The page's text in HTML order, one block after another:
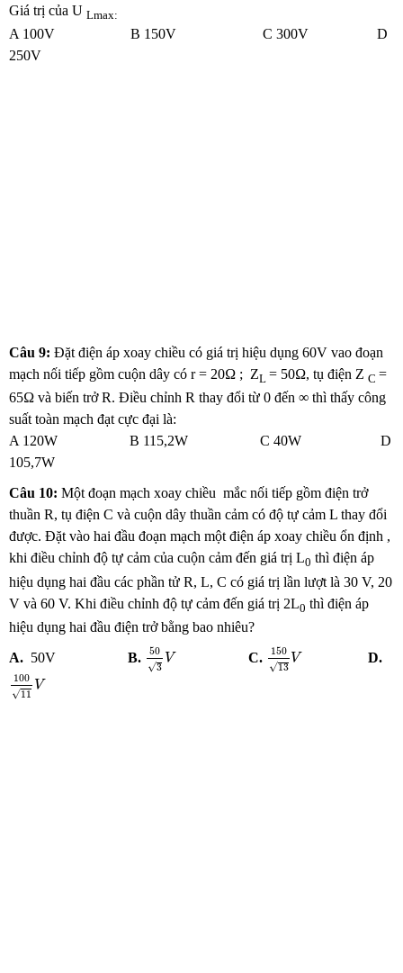
Giá trị của U Lmax:
A 100V B 150V C 300V D
250V
Câu 9: Đặt điện áp xoay chiều có giá trị hiệu dụng 60V vao đoạn
mạch nối tiếp gồm cuộn dây có r = 20Ω ; ZL = 50Ω, tụ điện Z C =
65Ω và biến trở R. Điều chỉnh R thay đổi từ 0 đến ∞ thì thấy công
suất toàn mạch đạt cực đại là:
A 120W B 115,2W C 40W D
105,7W
Câu 10: Một đoạn mạch xoay chiều mắc nối tiếp gồm điện trở
thuần R, tụ điện C và cuộn dây thuần cảm có độ tự cảm L thay đổi
được. Đặt vào hai đầu đoạn mạch một điện áp xoay chiều ổn định ,
khi điều chỉnh độ tự cảm của cuộn cảm đến giá trị L0 thì điện áp
hiệu dụng hai đầu các phần tử R, L, C có giá trị lần lượt là 30 V, 20
V và 60 V. Khi điều chỉnh độ tự cảm đến giá trị 2L0 thì điện áp
hiệu dụng hai đầu điện trở bằng bao nhiêu?
A. 50V B.
50
√3
V
503V
C.
150
√13
V
150 13V
D.
100
√11
V
100 11V